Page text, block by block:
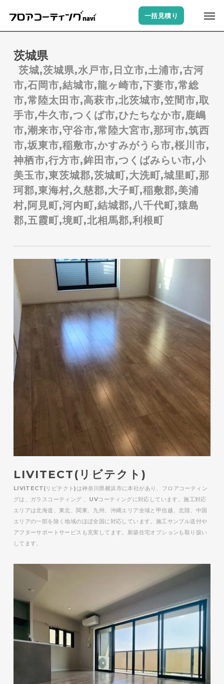
main
一括見積り
茨城県
茨城,茨城県,水戸市,日立市,土浦市,古河
市,石岡市,結城市,龍ヶ崎市,下妻市,常総
市,常陸太田市,高萩市,北茨城市,笠間市,取
手市,牛久市,つくば市,ひたちなか市,鹿嶋
市,潮来市,守谷市,常陸大宮市,那珂市,筑西
市,坂東市,稲敷市,かすみがうら市,桜川市,
神栖市,行方市,鉾田市,つくばみらい市,小
美玉市,東茨城郡,茨城町,大洗町,城里町,那
珂郡,東海村,久慈郡,大子町,稲敷郡,美浦
村,阿見町,河内町,結城郡,八千代町,猿島
郡,五霞町,境町,北相馬郡,利根町
LIVITECT(リビテクト)
LIVITECT(リビテクト)は神奈川県横浜市に本社があり、フロアコーティン
グは、ガラスコーティング 、UVコーティングに対応しています。施工対応
エリアは北海道、東北、関東、九州、沖縄エリア全域と甲信越、北陸、中国
エリアの一部を除く地域のほぼ全国に対応しています。施工サンプル送付や
アフターサポートサービスも充実してます。新築住宅オプションも取り扱い
してます。